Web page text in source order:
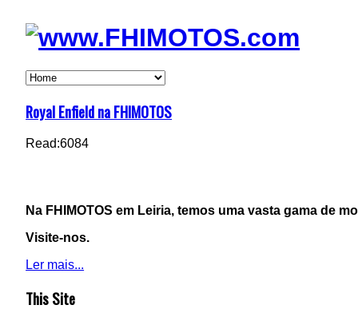
Royal Enfield na FHIMOTOS
Read:6084
Na FHIMOTOS em Leiria, temos uma vasta gama de
Visite-nos.
Ler mais...
This Site